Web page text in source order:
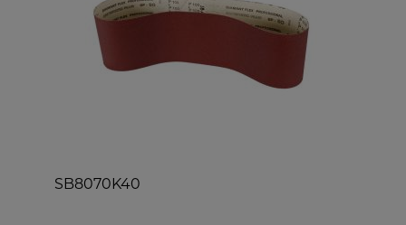
SB8070K40